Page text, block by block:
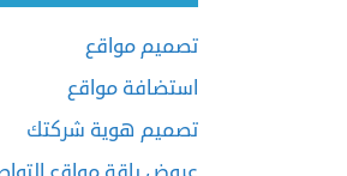
تصميم مواقع
استضافة مواقع
تصميم هوية شركتك